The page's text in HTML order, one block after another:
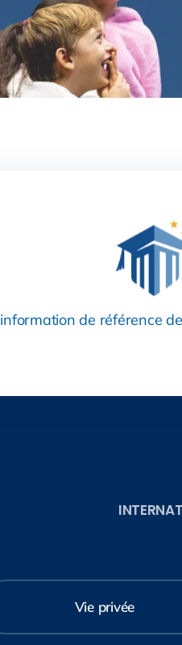
de référence
Vie privée